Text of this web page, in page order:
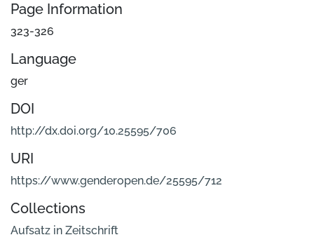
Page Information
323-326
Language
ger
DOI
http://dx.doi.org/10.25595/706
URI
https://www.genderopen.de/25595/712
Collections
Aufsatz in Zeitschrift